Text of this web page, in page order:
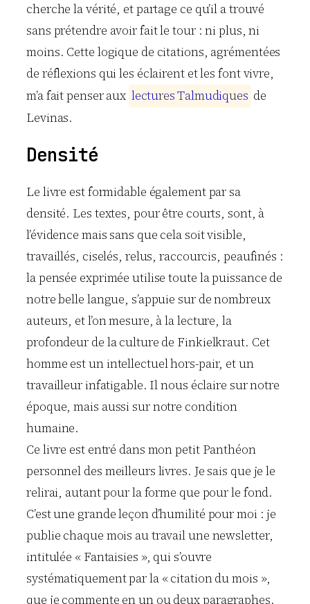
cherche la vérité, et partage ce qu’il a trouvé
sans prétendre avoir fait le tour : ni plus, ni
moins. Cette logique de citations, agrémentées
de réflexions qui les éclairent et les font vivre,
m’a fait penser aux lecturesTalmudiques de
Levinas.
Densité
Le livre est formidable également par sa
densité. Les textes, pour être courts, sont, à
l’évidence mais sans que cela soit visible,
travaillés, ciselés, relus, raccourcis, peaufinés :
la pensée exprimée utilise toute la puissance de
notre belle langue, s’appuie sur de nombreux
auteurs, et l’on mesure, à la lecture, la
profondeur de la culture de Finkielkraut. Cet
homme est un intellectuel hors-pair, et un
travailleur infatigable. Il nous éclaire sur notre
époque, mais aussi sur notre condition
humaine.
Ce livre est entré dans mon petit Panthéon
personnel des meilleurs livres. Je sais que je le
relirai, autant pour la forme que pour le fond.
C’est une grande leçon d’humilité pour moi : je
publie chaque mois au travail une newsletter,
intitulée « Fantaisies », qui s’ouvre
systématiquement par la « citation du mois »,
que je commente en un ou deux paragraphes.